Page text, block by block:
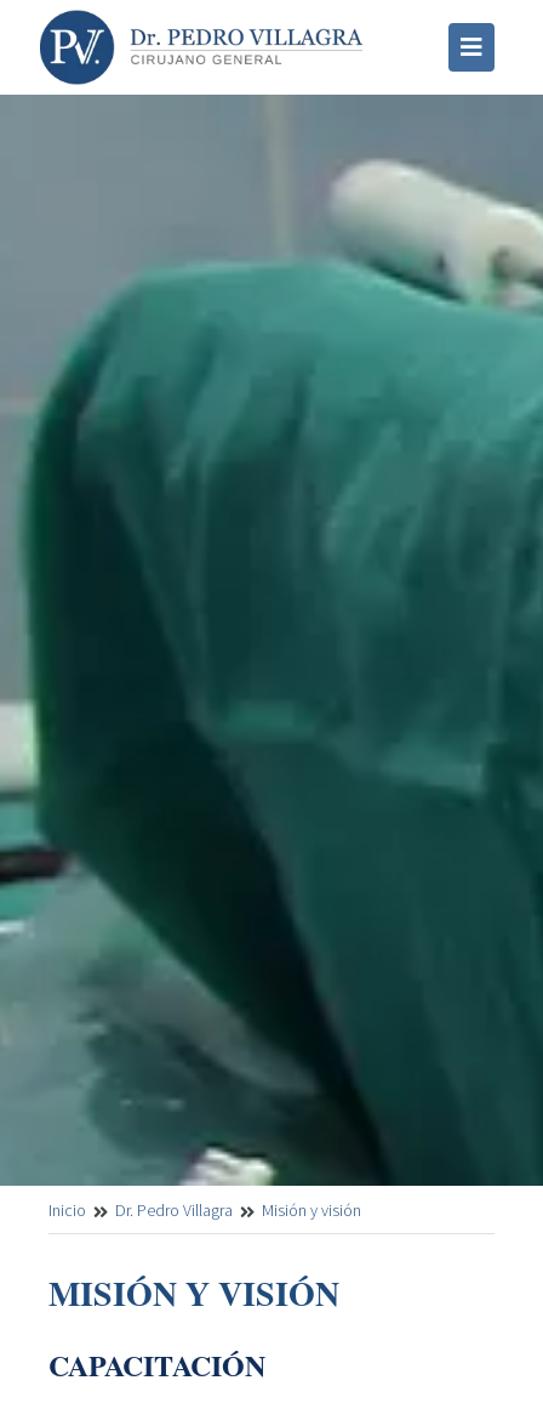
Inicio Dr. Pedro Villagra Misión y visión
MISIÓN Y VISIÓN
CAPACITACIÓN